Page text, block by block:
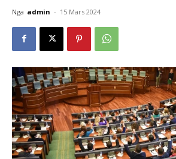
Nga admin - 15 Mars 2024